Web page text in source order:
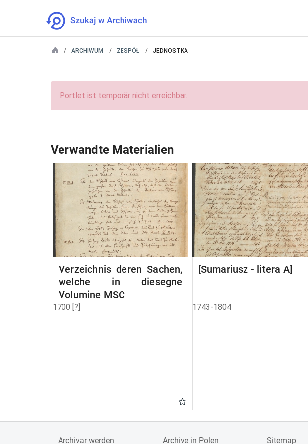
ARCHIWUM ZESPÓŁ JEDNOSTKA
Portlet ist temporär nicht erreichbar.
Verwandte Materialien
Verzeichnis deren Sachen,
welche in diesegne
Volumine MSC
1700 [?]
[Sumariusz - litera A]
1743-1804
Archivar werden Archive in Polen Sitemap